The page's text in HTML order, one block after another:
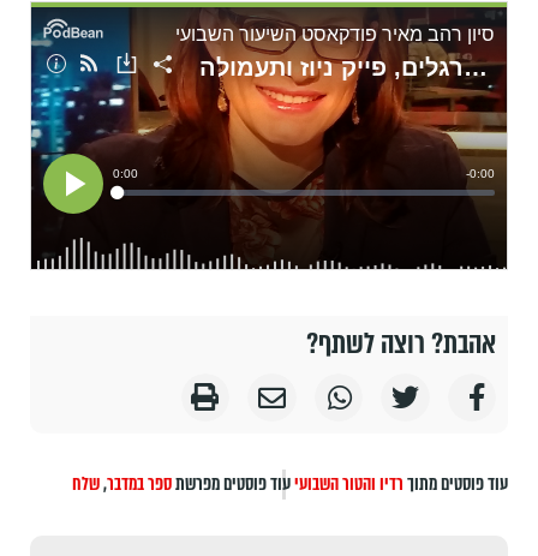
אהבת? רוצה לשתף?
עוד פוסטים מתוךרדיו והטור השבועיעוד פוסטים מפרשתספר במדבר,שלח